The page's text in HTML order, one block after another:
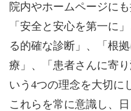
(月・火・水・金)11:30～
※診療時間や臨時休診・診療
機関ホームページ、また
>>病院なびで医療機関の詳
公式
院内やホームページに
「安全と安心を第一に
る的確な診断」、「根
療」、「患者さんに寄
いう4つの理念を大切に
これらを常に意識し、